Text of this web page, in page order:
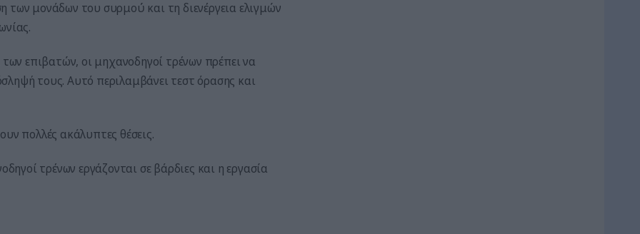
μονάδων του συρμού και τη διενέργεια ελιγμών
επιβατών, οι μηχανοδηγοί τρένων πρέπει να
τους. Αυτό περιλαμβάνει τεστ όρασης και
πολλές ακάλυπτες θέσεις.
τρένων εργάζονται σε βάρδιες και η εργασία